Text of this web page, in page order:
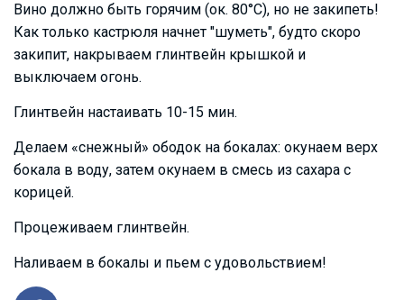
Вино должно быть горячим (ок. 80°С), но не закипеть!
Как только кастрюля начнет "шуметь", будто скоро
закипит, накрываем глинтвейн крышкой и
выключаем огонь.
Глинтвейн настаивать 10-15 мин.
Делаем «снежный» ободок на бокалах: окунаем верх
бокала в воду, затем окунаем в смесь из сахара с
корицей.
Процеживаем глинтвейн.
Наливаем в бокалы и пьем с удовольствием!